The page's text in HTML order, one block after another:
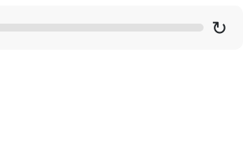
↻